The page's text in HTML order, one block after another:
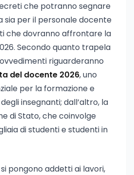
che potranno segnare
sia per il personale docente
che dovranno affrontare la
Secondo quanto trapela
riguarderanno
del docente 2026, uno
per la formazione e
insegnanti; dall’altro, la
di Stato, che coinvolge
di studenti e studenti in
pongono addetti ai lavori,